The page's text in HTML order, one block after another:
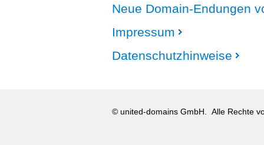
Neue Domain-Endungen
Impressum
Datenschutzhinweise
© united-domains GmbH. Alle Rechte